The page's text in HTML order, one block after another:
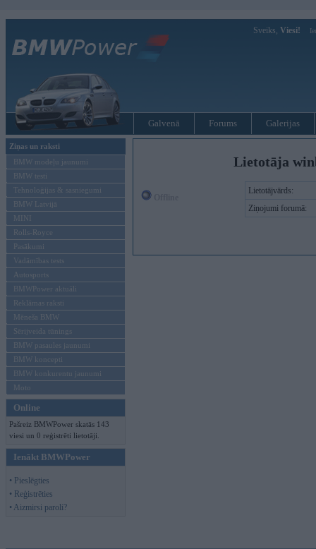
Sveiks, Viesi!
Galvenā Forums Galerijas
Ziņas un raksti
BMW modeļu jaunumi
BMW testi
Tehnoloģijas & sasniegumi
BMW Latvijā
MINI
Rolls-Royce
Pasākumi
Vadāmības tests
Autosports
BMWPower aktuāli
Reklāmas raksti
Mēneša BMW
Sērijveida tūnings
BMW pasaules jaunumi
BMW koncepti
BMW konkurentu jaunumi
Moto
Online
Pašreiz BMWPower skatās 143
viesi un 0 reģistrēti lietotāji.
Ienākt BMWPower
• Pieslēgties
• Reģistrēties
• Aizmirsi paroli?
Lietotāja
Lietotājvārds:
Ziņojumi forumā: